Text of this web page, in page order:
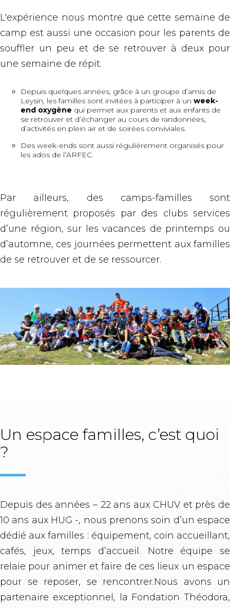
L'expérience nous montre que cette semaine de
camp est aussi une occasion pour les parents de
souffler un peu et de se retrouver à deux pour
une semaine de répit.
Depuis quelques années, grâce à un groupe d’amis de
Leysin, les familles sont invitées à participer à un week-
end oxygène qui permet aux parents et aux enfants de
se retrouver et d’échanger au cours de randonnées,
d’activités en plein air et de soirées conviviales.
Des week-ends sont aussi régulièrement organisés pour
les ados de l’ARFEC.
Par ailleurs, des camps-familles sont
régulièrement proposés par des clubs services
d’une région, sur les vacances de printemps ou
d’automne, ces journées permettent aux familles
de se retrouver et de se ressourcer.
Un espace familles, c’est quoi
?
Depuis des années – 22 ans aux CHUV et près de
10 ans aux HUG -, nous prenons soin d’un espace
dédié aux familles : équipement, coin accueillant,
cafés, jeux, temps d’accueil. Notre équipe se
relaie pour animer et faire de ces lieux un espace
pour se reposer, se rencontrer.Nous avons un
partenaire exceptionnel, la Fondation Théodora,